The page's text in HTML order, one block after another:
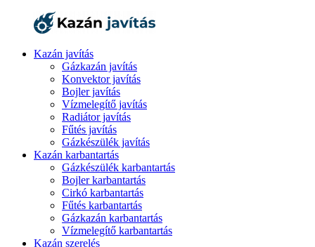
Kazán javítás
Gázkazán javítás
Konvektor javítás
Bojler javítás
Vízmelegítő javítás
Radiátor javítás
Fűtés javítás
Gázkészülék javítás
Kazán karbantartás
Gázkészülék karbantartás
Bojler karbantartás
Cirkó karbantartás
Fűtés karbantartás
Gázkazán karbantartás
Vízmelegítő karbantartás
Kazán szerelés